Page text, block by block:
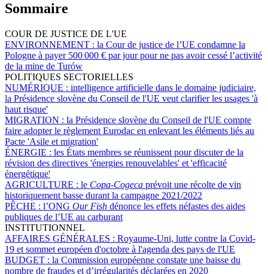
Sommaire
COUR DE JUSTICE DE L'UE
ENVIRONNEMENT : la Cour de justice de l’UE condamne la
Pologne à payer 500 000 € par jour pour ne pas avoir cessé l’activité
de la mine de Turów
POLITIQUES SECTORIELLES
NUMÉRIQUE : intelligence artificielle dans le domaine judiciaire,
la Présidence slovène du Conseil de l'UE veut clarifier les usages 'à
haut risque'
MIGRATION : la Présidence slovène du Conseil de l'UE compte
faire adopter le règlement Eurodac en enlevant les éléments liés au
Pacte 'Asile et migration'
ÉNERGIE : les États membres se réunissent pour discuter de la
révision des directives 'énergies renouvelables' et 'efficacité
énergétique'
AGRICULTURE : le Copa-Cogeca prévoit une récolte de vin
historiquement basse durant la campagne 2021/2022
PÊCHE : l’ONG Our Fish dénonce les effets néfastes des aides
publiques de l’UE au carburant
INSTITUTIONNEL
AFFAIRES GÉNÉRALES : Royaume-Uni, lutte contre la Covid-
19 et sommet européen d'octobre à l'agenda des pays de l'UE
BUDGET : la Commission européenne constate une baisse du
nombre de fraudes et d’irrégularités déclarées en 2020